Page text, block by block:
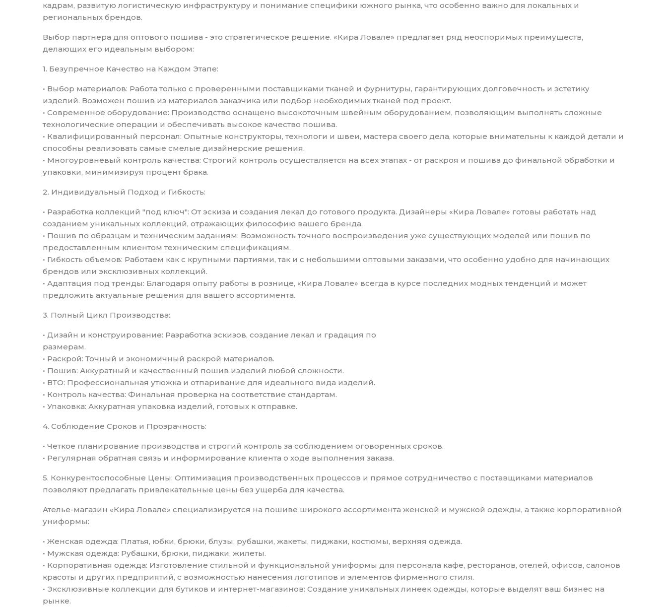
кадрам, развитую логистическую инфраструктуру и понимание специфики южного рынка, что особенно важно для локальных и
региональных брендов.
Выбор партнера для оптового пошива - это стратегическое решение. «Кира Ловале» предлагает ряд неоспоримых преимуществ,
делающих его идеальным выбором:
1. Безупречное Качество на Каждом Этапе:
• Выбор материалов: Работа только с проверенными поставщиками тканей и фурнитуры, гарантирующих долговечность и эстетику
изделий. Возможен пошив из материалов заказчика или подбор необходимых тканей под проект.
• Современное оборудование: Производство оснащено высокоточным швейным оборудованием, позволяющим выполнять сложные
технологические операции и обеспечивать высокое качество пошива.
• Квалифицированный персонал: Опытные конструкторы, технологи и швеи, мастера своего дела, которые внимательны к каждой детали и
способны реализовать самые смелые дизайнерские решения.
• Многоуровневый контроль качества: Строгий контроль осуществляется на всех этапах - от раскроя и пошива до финальной обработки и
упаковки, минимизируя процент брака.
2. Индивидуальный Подход и Гибкость:
• Разработка коллекций "под ключ": От эскиза и создания лекал до готового продукта. Дизайнеры «Кира Ловале» готовы работать над
созданием уникальных коллекций, отражающих философию вашего бренда.
• Пошив по образцам и техническим заданиям: Возможность точного воспроизведения уже существующих моделей или пошив по
предоставленным клиентом техническим спецификациям.
• Гибкость объемов: Работаем как с крупными партиями, так и с небольшими оптовыми заказами, что особенно удобно для начинающих
брендов или эксклюзивных коллекций.
• Адаптация под тренды: Благодаря опыту работы в рознице, «Кира Ловале» всегда в курсе последних модных тенденций и может
предложить актуальные решения для вашего ассортимента.
3. Полный Цикл Производства:
• Дизайн и конструирование: Разработка эскизов, создание лекал и градация по
размерам.
• Раскрой: Точный и экономичный раскрой материалов.
• Пошив: Аккуратный и качественный пошив изделий любой сложности.
• ВТО: Профессиональная утюжка и отпаривание для идеального вида изделий.
• Контроль качества: Финальная проверка на соответствие стандартам.
• Упаковка: Аккуратная упаковка изделий, готовых к отправке.
4. Соблюдение Сроков и Прозрачность:
• Четкое планирование производства и строгий контроль за соблюдением оговоренных сроков.
• Регулярная обратная связь и информирование клиента о ходе выполнения заказа.
5. Конкурентоспособные Цены: Оптимизация производственных процессов и прямое сотрудничество с поставщиками материалов
позволяют предлагать привлекательные цены без ущерба для качества.
Ателье-магазин «Кира Ловале» специализируется на пошиве широкого ассортимента женской и мужской одежды, а также корпоративной
униформы:
• Женская одежда: Платья, юбки, брюки, блузы, рубашки, жакеты, пиджаки, костюмы, верхняя одежда.
• Мужская одежда: Рубашки, брюки, пиджаки, жилеты.
• Корпоративная одежда: Изготовление стильной и функциональной униформы для персонала кафе, ресторанов, отелей, офисов, салонов
красоты и других предприятий, с возможностью нанесения логотипов и элементов фирменного стиля.
• Эксклюзивные коллекции для бутиков и интернет-магазинов: Создание уникальных линеек одежды, которые выделят ваш бизнес на
рынке.